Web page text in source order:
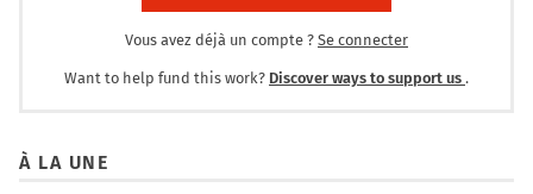
Vous avez déjà un compte ? Se connecter
Want to help fund this work? Discover ways to support us .
À LA UNE